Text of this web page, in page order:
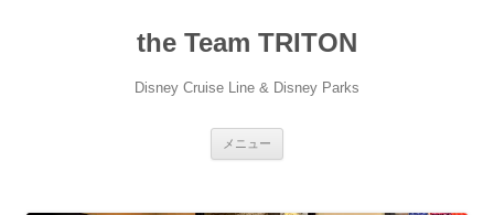
the Team TRITON
Disney Cruise Line & Disney Parks
メニュー